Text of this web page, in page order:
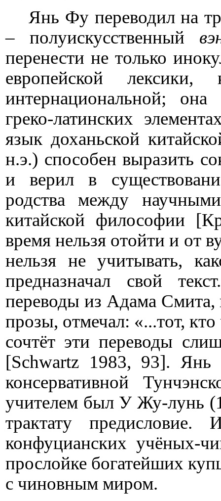
Янь Фу переводил на
– полуискусственный
перенести не только
европейской лексики,
интернациональной;
греко-латинских
язык доханьской
н.э.) способен выразить
и верил в
родства между
китайской философии
время нельзя отойти и от
нельзя не учитывать,
предназначал свой
переводы из Адама
прозы, отмечал: «...тот,
сочтёт эти переводы
[Schwartz 1983, 93]. Янь
консервативной
учителем был У Жу-лунь
трактату
конфуцианских учёных-
прослойке богатейших
с чиновным миром.